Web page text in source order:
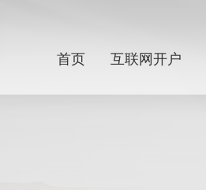
首页 互联网开户